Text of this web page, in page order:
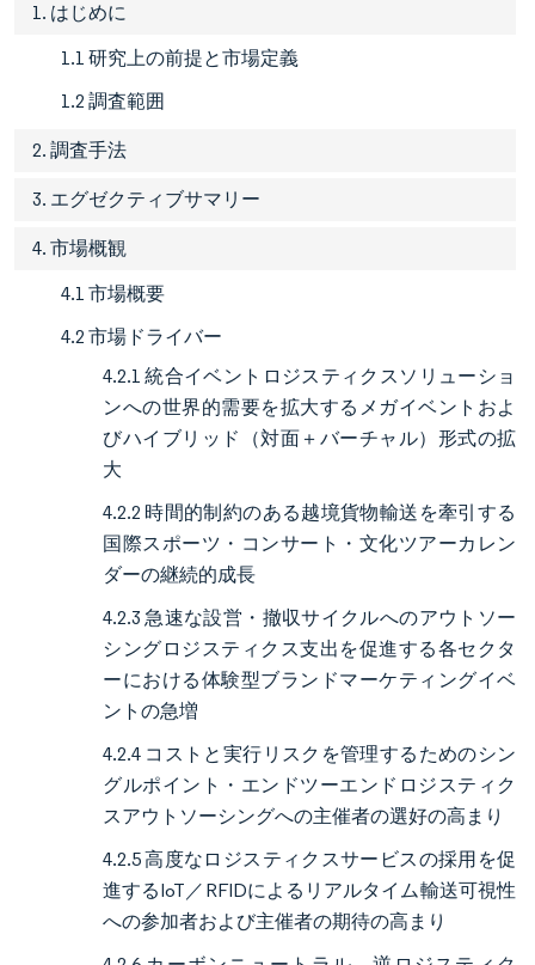
1. はじめに
1.1 研究上の前提と市場定義
1.2 調査範囲
2. 調査手法
3. エグゼクティブサマリー
4. 市場概観
4.1 市場概要
4.2 市場ドライバー
4.2.1 統合イベントロジスティクスソリューショ
ンへの世界的需要を拡大するメガイベントおよ
びハイブリッド（対面＋バーチャル）形式の拡
大
4.2.2 時間的制約のある越境貨物輸送を牽引する
国際スポーツ・コンサート・文化ツアーカレン
ダーの継続的成長
4.2.3 急速な設営・撤収サイクルへのアウトソー
シングロジスティクス支出を促進する各セクタ
ーにおける体験型ブランドマーケティングイベ
ントの急増
4.2.4 コストと実行リスクを管理するためのシン
グルポイント・エンドツーエンドロジスティク
スアウトソーシングへの主催者の選好の高まり
4.2.5 高度なロジスティクスサービスの採用を促
進するIoT／RFIDによるリアルタイム輸送可視性
への参加者および主催者の期待の高まり